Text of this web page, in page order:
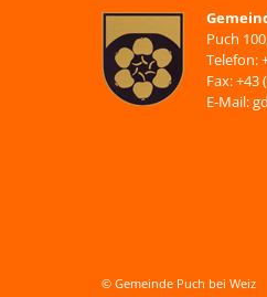
Puch
Telefon:
Fax: +43
E-Mail:
© Gemeinde Puch bei Weiz